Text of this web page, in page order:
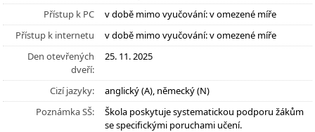
Přístup k PC
v době mimo vyučování: v omezené míře
Přístup k internetu
v době mimo vyučování: v omezené míře
Den otevřených
dveří:
25. 11. 2025
Cizí jazyky:
anglický (A), německý (N)
Poznámka SŠ:
Škola poskytuje systematickou podporu žákům
se specifickými poruchami učení.